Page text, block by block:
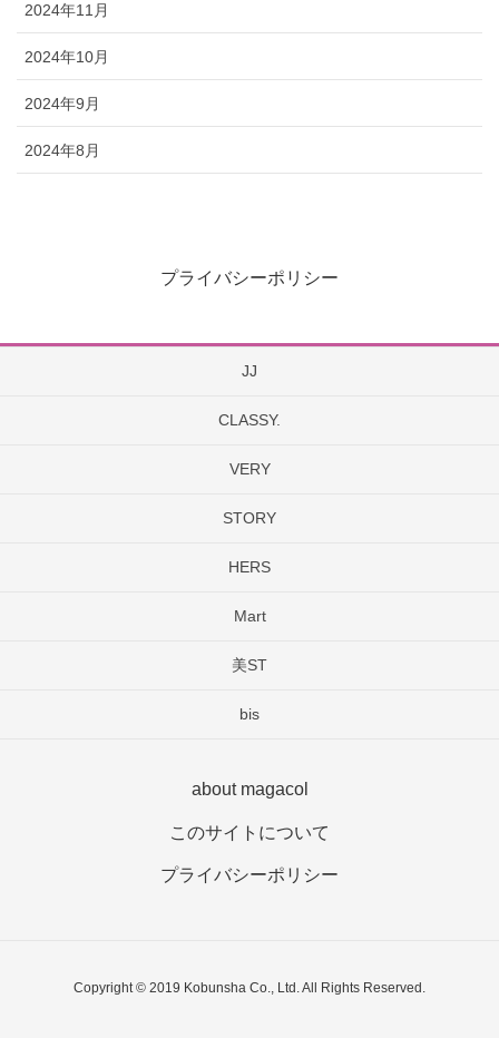
2024年11月
2024年10月
2024年9月
2024年8月
プライバシーポリシー
JJ
CLASSY.
VERY
STORY
HERS
Mart
美ST
bis
about magacol
このサイトについて
プライバシーポリシー
Copyright © 2019 Kobunsha Co., Ltd. All Rights Reserved.